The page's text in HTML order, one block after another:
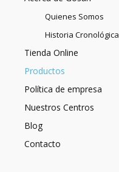
Quienes Somos
Historia Cronológica
Tienda Online
Productos
Política de empresa
Nuestros Centros
Blog
Contacto